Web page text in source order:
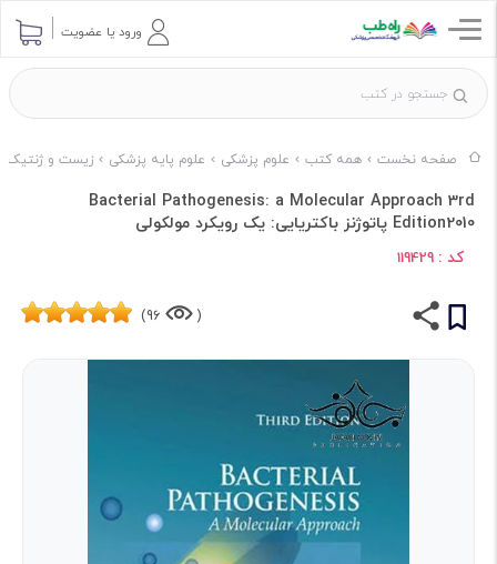
ورود یا عضویت
صفحه نخست همه کتب علوم پزشکی علوم پایه پزشکی زیست و ژنتیک
Bacterial Pathogenesis: a Molecular Approach 3rd
Edition2010 پاتوژنز باکتریایی: یک رویکرد مولکولی
کد : 119429
(
96)